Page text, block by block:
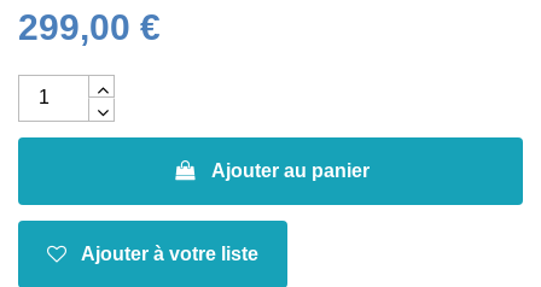
299,00 €
Ajouter au panier